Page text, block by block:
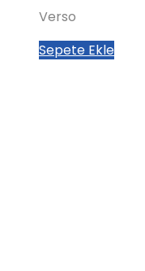
Verso
Sepete Ekle